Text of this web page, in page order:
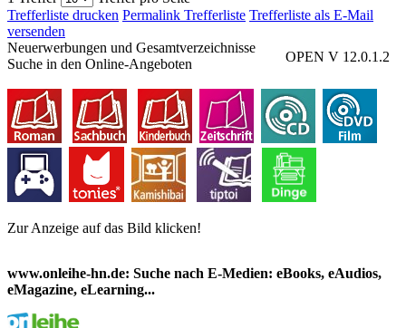
Trefferliste drucken Permalink Trefferliste Trefferliste als E-Mail
versenden
OPEN V 12.0.1.2
Neuerwerbungen und Gesamtverzeichnisse
Zur Anzeige auf das Bild klicken!
Suche in den Online-Angeboten
www.onleihe-hn.de: Suche nach E-Medien: eBooks, eAudios,
eMagazine, eLearning...